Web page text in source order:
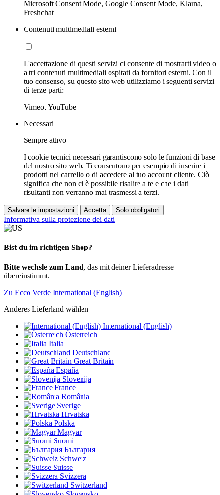
Microsoft Consent Mode, Google Consent Mode, Klarna,
Freshchat
Contenuti multimediali esterni
L'accettazione di questi servizi ci consente di mostrarti video o
altri contenuti multimediali ospitati da fornitori esterni. Con il
tuo consenso, su questo sito web utilizziamo i seguenti servizi
di terze parti:
Vimeo, YouTube
Necessari
Sempre attivo
I cookie tecnici necessari garantiscono solo le funzioni di base
del nostro sito web. Ti consentono per esempio di inserire i
prodotti nel carrello o di accedere al tuo account cliente. Ciò
significa che non ci è possibile risalire a te e che i dati
risultanti non verranno mai trasmessi a terzi.
Salvare le impostazioni Accetta Solo obbligatori
Informativa sulla protezione dei dati
Bist du im richtigen Shop?
Bitte wechsle zum Land, das mit deiner Lieferadresse
übereinstimmt.
Zu Ecco Verde International (English)
Anderes Lieferland wählen
International (English)
Österreich
Italia
Deutschland
Great Britain
España
Slovenija
France
România
Sverige
Hrvatska
Polska
Magyar
Suomi
България
Schweiz
Suisse
Svizzera
Switzerland